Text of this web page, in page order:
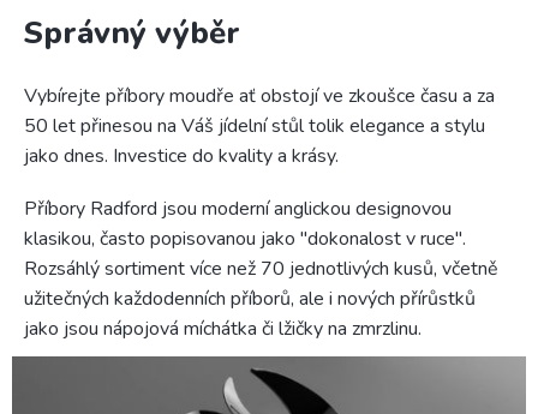
Správný výběr
Vybírejte příbory moudře ať obstojí ve zkoušce času a za
50 let přinesou na Váš jídelní stůl tolik elegance a stylu
jako dnes. Investice do kvality a krásy.
Příbory Radford jsou moderní anglickou designovou
klasikou, často popisovanou jako "dokonalost v ruce".
Rozsáhlý sortiment více než 70 jednotlivých kusů, včetně
užitečných každodenních příborů, ale i nových přírůstků
jako jsou nápojová míchátka či lžičky na zmrzlinu.